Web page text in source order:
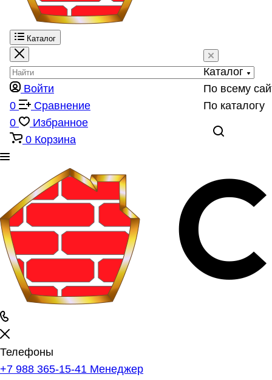
Каталог
Каталог
По всему
По каталогу
Войти
0
Сравнение
0
Избранное
0 Корзина
Телефоны
+7 988 365-15-41 Менеджер